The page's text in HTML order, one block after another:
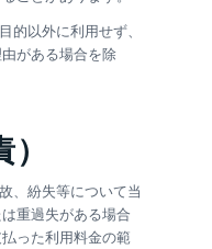
以外に利用せず、
がある場合を除
、紛失等について当
重過失がある場合
った利用料金の範